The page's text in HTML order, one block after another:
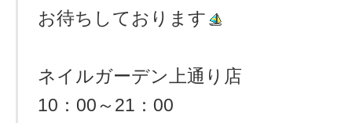
お待ちしております
ネイルガーデン上通り店
10：00～21：00